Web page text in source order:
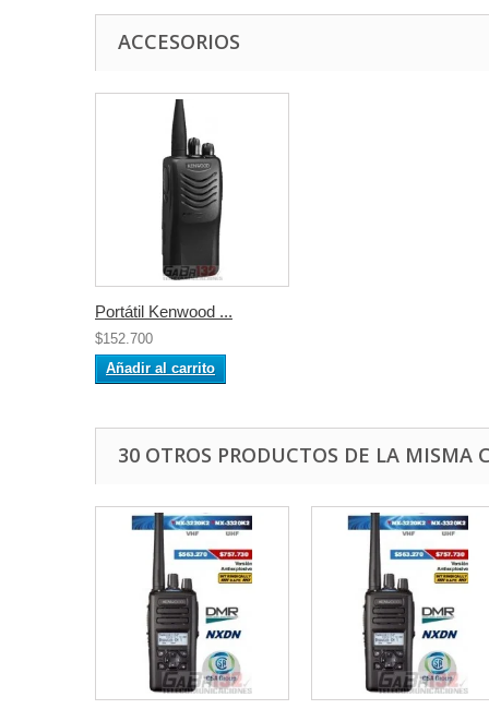
ACCESORIOS
Portátil Kenwood ...
$152.700
Añadir al carrito
30 OTROS PRODUCTOS DE LA MISMA